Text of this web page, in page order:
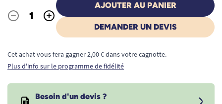
Quantité
- +
AJOUTER AU PANIER
DEMANDER UN DEVIS
Cet achat vous fera gagner 2,00 € dans votre cagnotte.
Plus d'info sur le programme de fidélité
Besoin d'un devis ?